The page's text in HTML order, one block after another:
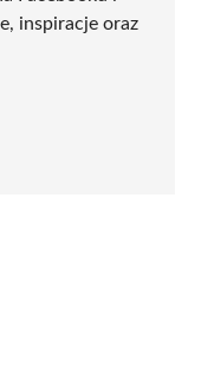
inspiracje oraz